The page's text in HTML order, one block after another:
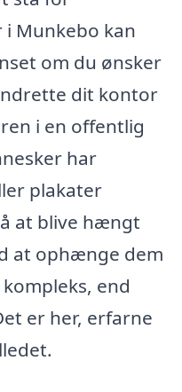
Munkebo kan
om du ønsker
dit kontor
i en offentlig
har
plakater
at blive hængt
at ophænge dem
end
er her, erfarne